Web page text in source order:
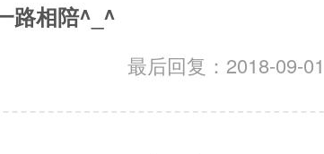
路相陪^_^
最后回复：2018-09-